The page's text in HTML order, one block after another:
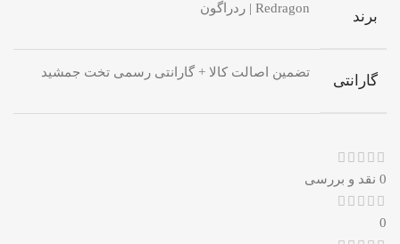
برند Redragon | ردراگون
گارانتی تضمین اصالت کالا + گارانتی رسمی تخت جمشید
0 نقد و بررسی
0